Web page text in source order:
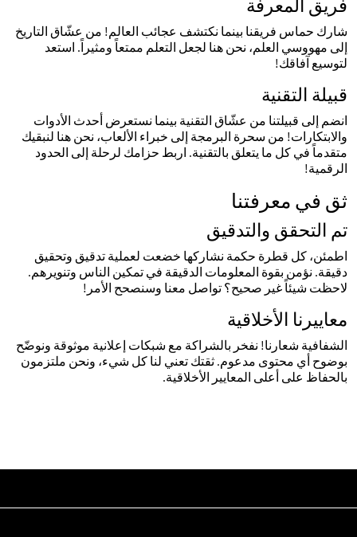
فريق المعرفة
شارك حماس فريقنا بينما نكتشف عجائب العالم! من عشّاق التاريخ
إلى مهووسي العلم، نحن هنا لجعل التعلم ممتعاً ومثيراً. استعد
لتوسيع آفاقك!
قبيلة التقنية
انضم إلى قبيلتنا من عشّاق التقنية بينما نستعرض أحدث الأدوات
والابتكارات! من سحرة البرمجة إلى خبراء الألعاب، نحن هنا لنبقيك
متقدماً في كل ما يتعلق بالتقنية. اربط حزامك لرحلة إلى الحدود
الرقمية!
ثق في معرفتنا
تم التحقق والتدقيق
اطمئن، كل قطرة حكمة نشاركها خضعت لعملية تدقيق وتحقيق
دقيقة. نؤمن بقوة المعلومات الدقيقة في تمكين الناس وتنويرهم.
لاحظت شيئاً غير صحيح؟ تواصل معنا وسنصحح الأمر!
معاييرنا الأخلاقية
الشفافية شعارنا! نفخر بالشراكة مع شبكات إعلانية موثوقة ونوضّح
بوضوح أي محتوى مدعوم. ثقتك تعني لنا كل شيء، ونحن ملتزمون
بالحفاظ على أعلى المعايير الأخلاقية.